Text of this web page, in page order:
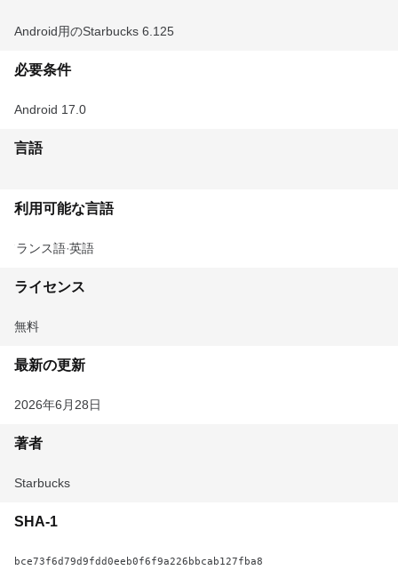
Android用のStarbucks 6.125
必要条件
Android 17.0
言語
利用可能な言語
フランス語 英語
ライセンス
無料
最新の更新
2026年6月28日
著者
Starbucks
SHA-1
bce73f6d79d9fdd0eeb0f6f9a226bbcab127fba8